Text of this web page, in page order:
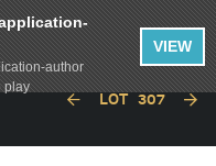
LOT 307
author
play
VIEW